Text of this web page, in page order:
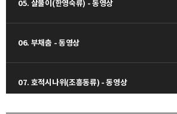
05. 살풀이(한영숙류) - 동영상
06. 부채춤 - 동영상
07. 호적시나위(조흥동류) - 동영상